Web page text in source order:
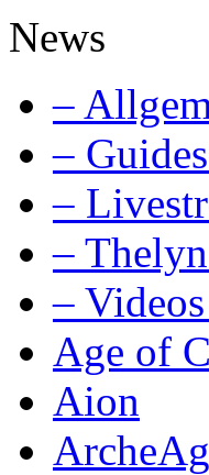
News
–
–
–
–
–
Age of
Aion